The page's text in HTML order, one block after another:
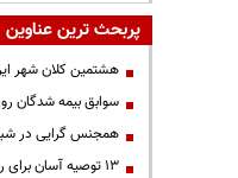
پربحث ترین عناوین
هشتمین کلان شهر
سوابق بیمه شدگان
همجنس گرایی در
13 توصیه آسان برای رفع بوی بد دهان